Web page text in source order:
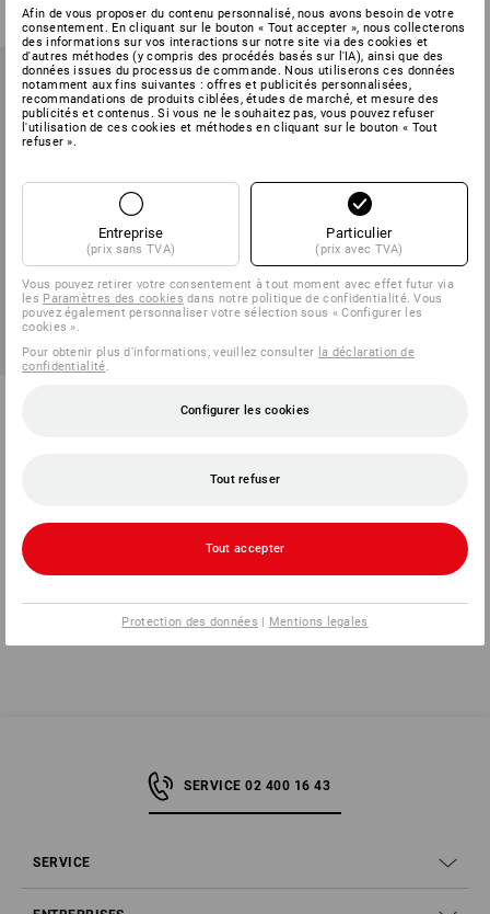
(TTC) à p. de 6 Lots (TTC) à p. de 6 Lots
expansibles FD dans STbox
Vous avez déjà consulté 7 articles sur un total de 7 articles.
SERVICE 02 400 16 43
SERVICE
Afin de vous proposer du contenu personnalisé, nous avons besoin de votre
consentement. En cliquant sur le bouton « Tout accepter », nous collecterons
des informations sur vos interactions sur notre site via des cookies et
d'autres méthodes (y compris des procédés basés sur l'IA), ainsi que des
données issues du processus de commande. Nous utiliserons ces données
notamment aux fins suivantes : offres et publicités personnalisées,
recommandations de produits ciblées, études de marché, et mesure des
publicités et contenus. Si vous ne le souhaitez pas, vous pouvez refuser
l'utilisation de ces cookies et méthodes en cliquant sur le bouton « Tout
refuser ».
Entreprise
(prix sans TVA)
Particulier
(prix avec TVA)
Vous pouvez retirer votre consentement à tout moment avec effet futur via
les Paramètres des cookies dans notre politique de confidentialité. Vous
pouvez également personnaliser votre sélection sous « Configurer les
cookies ».
Pour obtenir plus d'informations, veuillez consulter la déclaration de
confidentialité
Configurer les cookies
Tout refuser
Tout accepter
Protection des données | Mentions legales